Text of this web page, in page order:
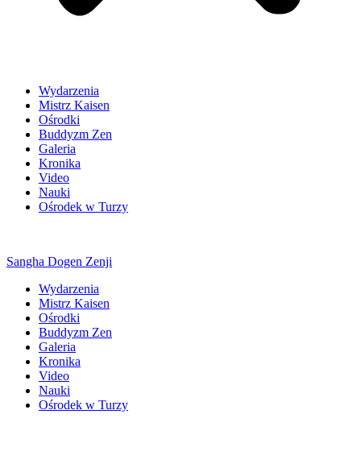
Wydarzenia
Mistrz Kaisen
Ośrodki
Buddyzm Zen
Galeria
Kronika
Video
Nauki
Ośrodek w Turzy
Sangha Dogen Zenji
Wydarzenia
Mistrz Kaisen
Ośrodki
Buddyzm Zen
Galeria
Kronika
Video
Nauki
Ośrodek w Turzy